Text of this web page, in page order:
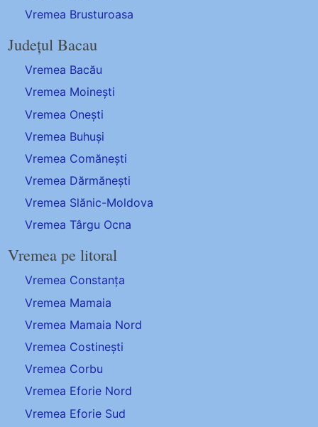
Vremea Brusturoasa
Județul Bacau
Vremea Bacău
Vremea Moinești
Vremea Onești
Vremea Buhuși
Vremea Comănești
Vremea Dărmănești
Vremea Slănic-Moldova
Vremea Târgu Ocna
Vremea pe litoral
Vremea Constanța
Vremea Mamaia
Vremea Mamaia Nord
Vremea Costinești
Vremea Corbu
Vremea Eforie Nord
Vremea Eforie Sud